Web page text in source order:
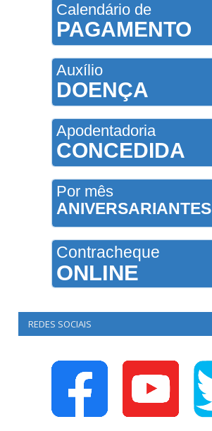
Calendário de
PAGAMENTO
Auxílio
DOENÇA
Apodentadoria
CONCEDIDA
Por mês
ANIVERSARIANTES
Contracheque
ONLINE
REDES SOCIAIS